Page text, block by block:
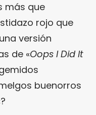
más que
rojo que
versión
de «Oops I Did It
buenorros